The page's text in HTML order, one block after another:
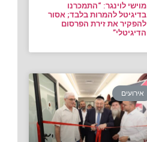
מוישי לוינגר: “התמכרנו
בדיגיטל להמרות בלבד; אסור
להפקיר את זירת הפרסום
הדיגיטלי”
אירועים